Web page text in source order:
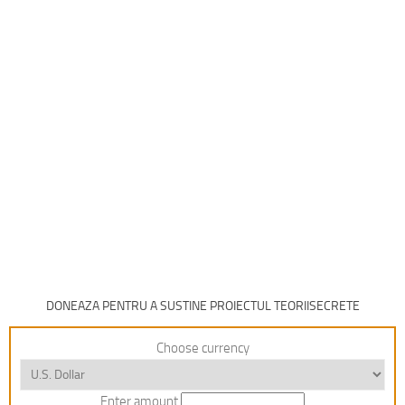
DONEAZA PENTRU A SUSTINE PROIECTUL TEORIISECRETE
Choose currency
Enter amount